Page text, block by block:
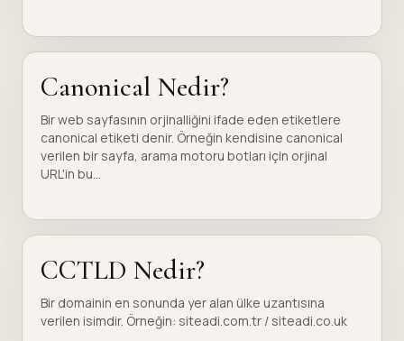
Canonical Nedir?
Bir web sayfasının orjinalliğini ifade eden etiketlere
canonical etiketi denir. Örneğin kendisine canonical
verilen bir sayfa, arama motoru botları için orjinal
URL'in bu...
CCTLD Nedir?
Bir domainin en sonunda yer alan ülke uzantısına
verilen isimdir. Örneğin: siteadi.com.tr / siteadi.co.uk